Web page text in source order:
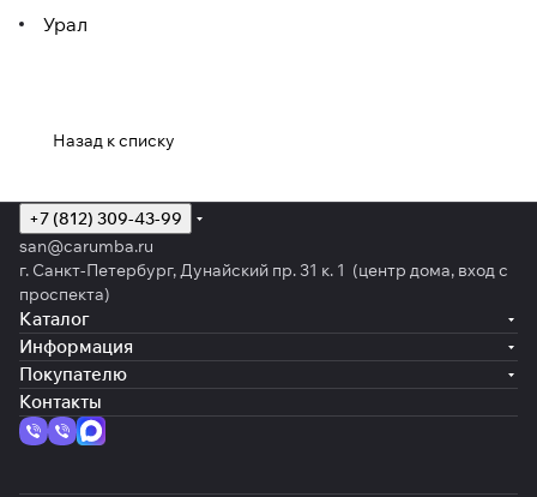
Урал
Назад к списку
+7 (812) 309-43-99
san@carumba.ru
г. Санкт-Петербург, Дунайский пр. 31 к. 1 (центр дома, вход с
проспекта)
Каталог
Информация
Покупателю
Контакты